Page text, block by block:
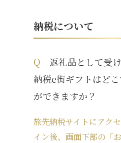
納税について
Q 返礼品として受
納税e街ギフトはど
ができますか？
旅先納税サイトにアク
イン後、画面下部の「